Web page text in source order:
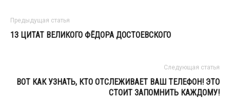
Предыдущая статья
13 ЦИТАТ ВЕЛИКОГО ФЁДОРА ДОСТОЕВСКОГО
Следующая статья
ВОТ КАК УЗНАТЬ, КТО ОТСЛЕЖИВАЕТ ВАШ ТЕЛЕФОН! ЭТО
СТОИТ ЗАПОМНИТЬ КАЖДОМУ!